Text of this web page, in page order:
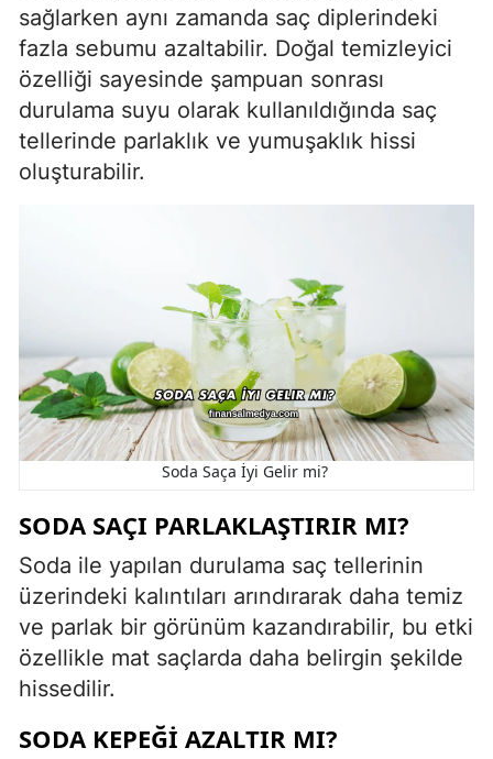
sağlarken aynı zamanda saç diplerindeki
fazla sebumu azaltabilir. Doğal temizleyici
özelliği sayesinde şampuan sonrası
durulama suyu olarak kullanıldığında saç
tellerinde parlaklık ve yumuşaklık hissi
oluşturabilir.
Soda Saça İyi Gelir mi?
SODA SAÇI PARLAKLAŞTIRIR MI?
Soda ile yapılan durulama saç tellerinin
üzerindeki kalıntıları arındırarak daha temiz
ve parlak bir görünüm kazandırabilir, bu etki
özellikle mat saçlarda daha belirgin şekilde
hissedilir.
SODA KEPEĞI AZALTIR MI?